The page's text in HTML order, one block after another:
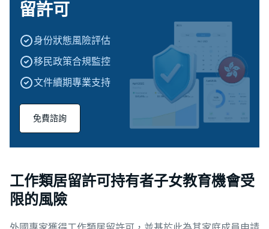
留許可
身份狀態風險評估
移民政策合規監控
文件續期專業支持
免費諮詢
工作類居留許可持有者子女教育機會受
限的風險